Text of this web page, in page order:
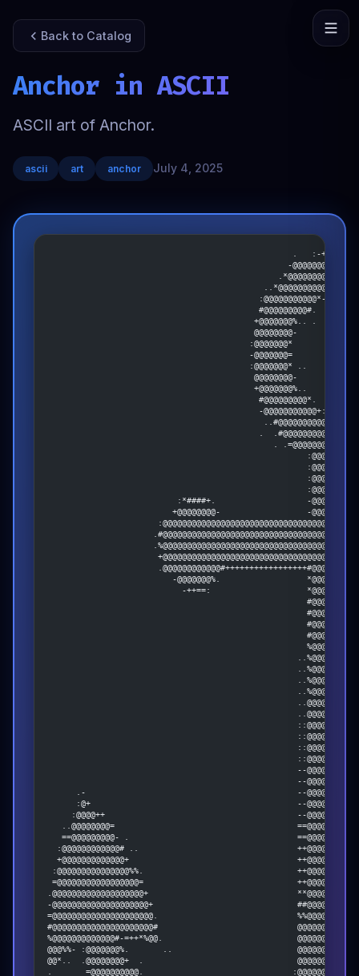
Back to Catalog
Anchor in ASCII
ASCII art of Anchor.
ascii art anchor July 4, 2025
:*####+.
+@@@@@@@@-
-@@@@@@@%.
-++==:
.-                                            --
:@+                                           --
:@@@@++                                        --
..@@@@@@@@=
==@@@@@@@@@- .
:@@@@@@@@@@@@# ..
+@@@@@@@@@@@@@+
:@@@@@@@@@@@@@@@%%.
=@@@@@@@@@@@@@@@@@=
.@@@@@@@@@@@@@@@@@@@+
-@@@@@@@@@@@@@@@@@@@@+
=@@@@@@@@@@@@@@@@@@@@@.
#@@@@@@@@@@@@@@@@@@@@@#
%@@@@@@@@@@@@@#-=++*%@@.
@@@%%- :@@@@@@@%.       ..
@@*..  .@@@@@@@@+  .
.       =@@@@@@@@@@.